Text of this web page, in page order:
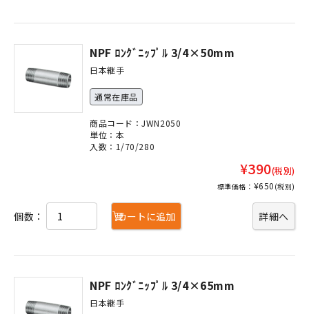
NPF ﾛﾝｸﾞﾆｯﾌﾟﾙ 3/4×50mm
日本継手
通常在庫品
商品コード：JWN2050
単位：本
入数：1/70/280
¥390(税別)
標準価格： ¥650 (税別)
詳細へ
個数： カートに追加
NPF ﾛﾝｸﾞﾆｯﾌﾟﾙ 3/4×65mm
日本継手